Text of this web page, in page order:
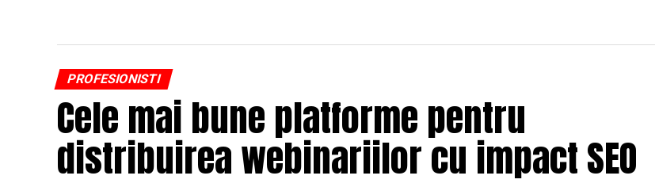
PROFESIONISTI
Cele mai bune platforme pentru
distribuirea webinariilor cu impact SEO